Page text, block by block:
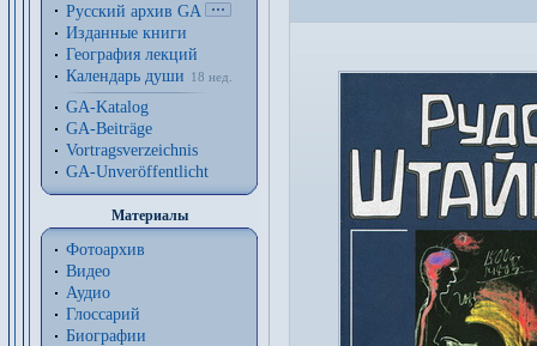
Русский архив GA
Изданные книги
География лекций
Календарь души
18 нед.
GA-Katalog
GA-Beiträge
Vortragsverzeichnis
GA-Unveröffentlicht
Материалы
Фотоархив
Видео
Аудио
Глоссарий
Биографии